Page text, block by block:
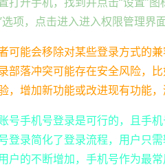
项，点击进入进入权限管理界
可能会移除对某些登录方式的
部落冲突可能存在安全风险，
，增加新功能或改进现有功能
号手机号登录是可行的，且手
登录简化了登录流程，用户只
户的不断增加，手机号作为最